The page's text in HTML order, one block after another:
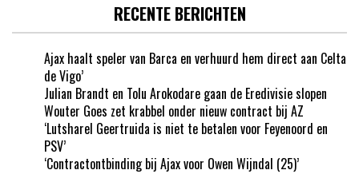
RECENTE BERICHTEN
Ajax haalt speler van Barca en verhuurd hem direct aan Celta
de Vigo’
Julian Brandt en Tolu Arokodare gaan de Eredivisie slopen
Wouter Goes zet krabbel onder nieuw contract bij AZ
‘Lutsharel Geertruida is niet te betalen voor Feyenoord en
PSV’
‘Contractontbinding bij Ajax voor Owen Wijndal (25)’